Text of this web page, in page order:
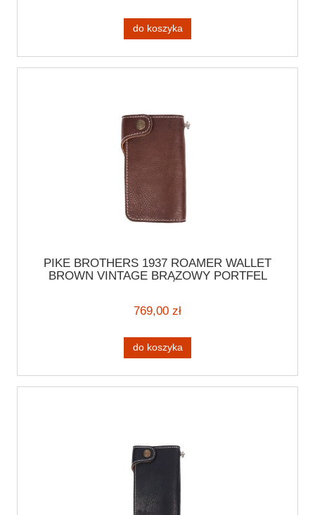
do koszyka
PIKE BROTHERS 1937 ROAMER WALLET
BROWN VINTAGE BRĄZOWY PORTFEL
769,00 zł
do koszyka